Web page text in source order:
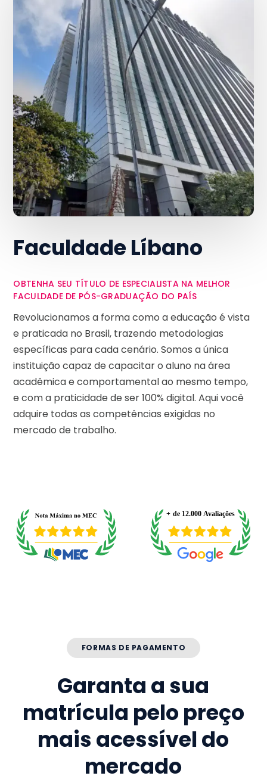
Faculdade Líbano
OBTENHA SEU TÍTULO DE ESPECIALISTA NA MELHOR
FACULDADE DE PÓS-GRADUAÇÃO DO PAÍS
Revolucionamos a forma como a educação é vista
e praticada no Brasil, trazendo metodologias
específicas para cada cenário. Somos a única
instituição capaz de capacitar o aluno na área
acadêmica e comportamental ao mesmo tempo,
e com a praticidade de ser 100% digital. Aqui você
adquire todas as competências exigidas no
mercado de trabalho.
FORMAS DE PAGAMENTO
Garanta a sua
matrícula pelo preço
mais acessível do
mercado